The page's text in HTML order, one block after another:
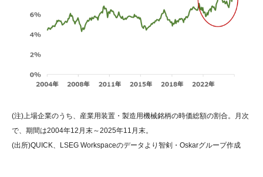
(注)上場企業のうち、産業用装置・製造用機械銘柄の時価総額の割合。月次
で、期間は2004年12月末～2025年11月末。
(出所)QUICK、LSEG Workspaceのデータより智剣・Oskarグループ作成